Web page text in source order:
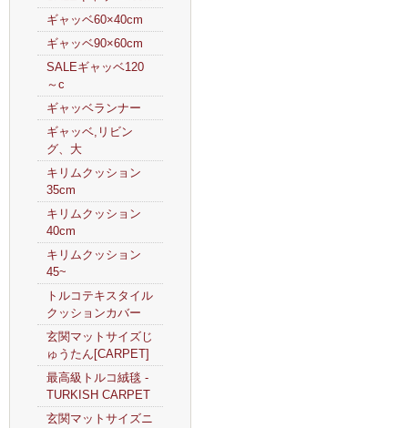
ギャッベ60×40cm
ギャッベ90×60cm
SALEギャッベ120
～c
ギャッベランナー
ギャッベ,リビン
グ、大
キリムクッション
35cm
キリムクッション
40cm
キリムクッション
45~
トルコテキスタイル
クッションカバー
玄関マットサイズじ
ゅうたん[CARPET]
最高級トルコ絨毯 -
TURKISH CARPET
玄関マットサイズニ